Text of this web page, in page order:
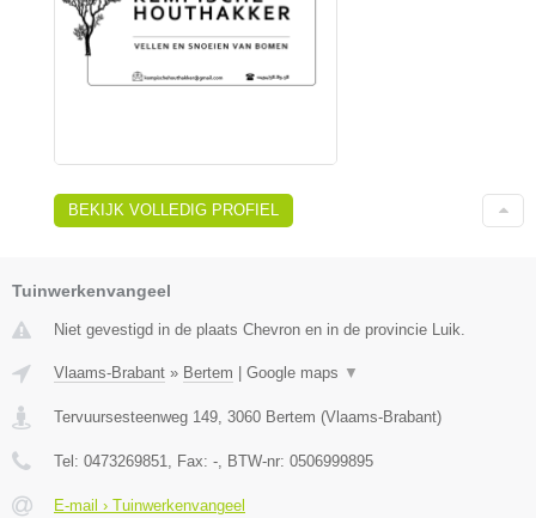
BEKIJK VOLLEDIG PROFIEL
Tuinwerkenvangeel
Niet gevestigd in de plaats Chevron en in de provincie Luik.
Vlaams-Brabant » Bertem Google maps ▼
Tervuursesteenweg 149, 3060 Bertem (Vlaams-Brabant)
Tel: 0473269851, Fax: -, BTW-nr: 0506999895
E-mail › Tuinwerkenvangeel